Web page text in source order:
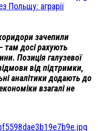
Польщу: аграрії
зачепили
там досі рахують
Позиція галузевої
від підтримки,
аналітики додають до
взагалі не